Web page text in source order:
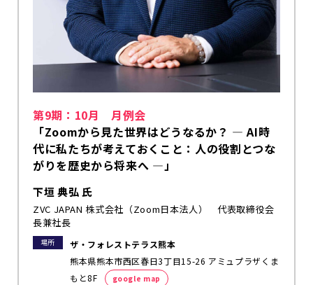
第9期：10月 月例会
「Zoomから見た世界はどうなるか？ ― AI時
代に私たちが考えておくこと：人の役割とつな
がりを歴史から将来へ ―」
下垣 典弘 氏
ZVC JAPAN 株式会社（Zoom日本法人） 代表取締役会
長兼社長
場所
ザ・フォレストテラス熊本
熊本県熊本市西区春日3丁目15-26 アミュプラザくま
もと8F
google map